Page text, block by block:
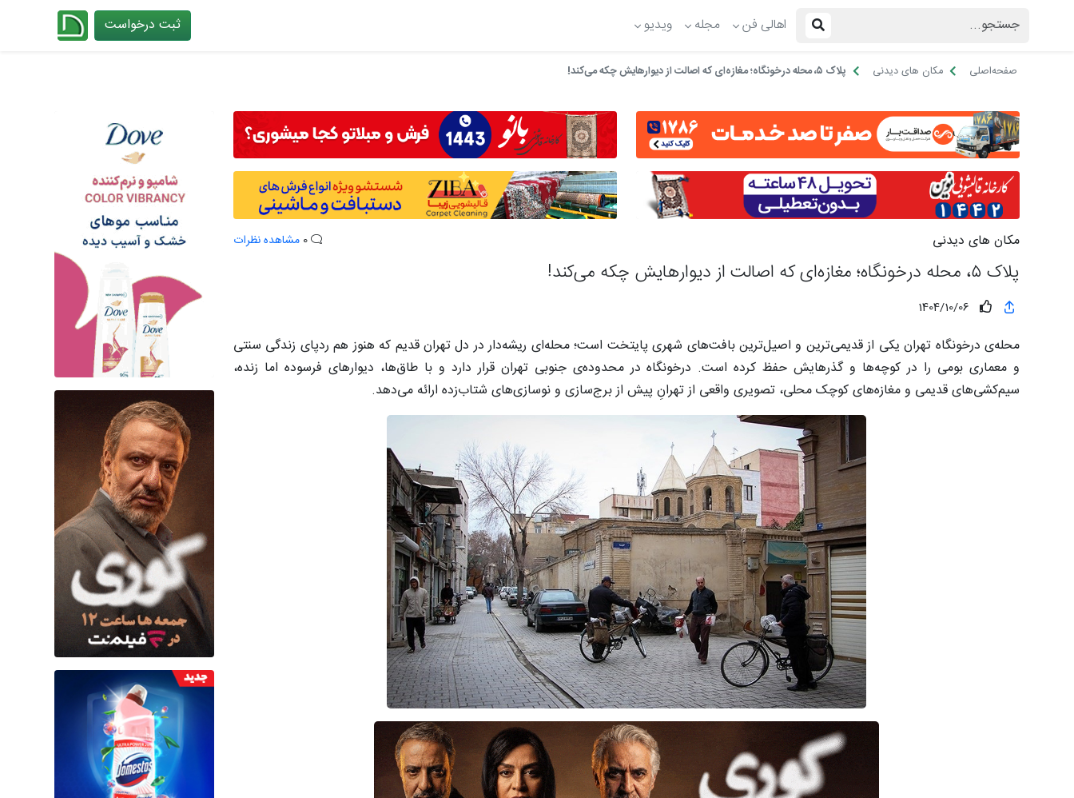
اهالی فن مجله ویدیو ثبت درخواست
صفحه‌اصلی مکان های دیدنی پلاک ۵، محله درخونگاه؛ مغازه‌ای که اصالت از دیوارهایش چکه می‌کند!
مکان های دیدنی مشاهده نظرات
پلاک ۵، محله درخونگاه؛ مغازه‌ای که اصالت از دیوارهایش چکه می‌کند!
1404/10/06
محله‌ی درخونگاه تهران یکی از قدیمی‌ترین و اصیل‌ترین بافت‌های شهری پایتخت است؛ محله‌ای ریشه‌دار در دل تهران قدیم که هنوز هم ردپای زندگی سنتی
و معماری بومی را در کوچه‌ها و گذرهایش حفظ کرده است. درخونگاه در محدوده‌ی جنوبی تهران قرار دارد و با طاق‌ها، دیوارهای فرسوده اما زنده،
سیم‌کشی‌های قدیمی و مغازه‌های کوچک محلی، تصویری واقعی از تهرانِ پیش از برج‌سازی و نوسازی‌های شتاب‌زده ارائه می‌دهد.